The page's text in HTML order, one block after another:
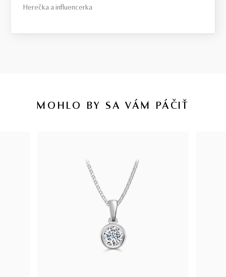
Herečka a influencerka
MOHLO BY SA VÁM PÁČIŤ